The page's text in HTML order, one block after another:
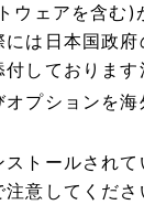
ウェアを含む)
には日本国政
しております
オプションを
ストールされ
意してくださ